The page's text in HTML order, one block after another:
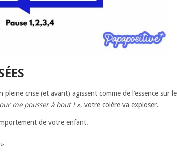
crise (et avant) agissent comme de l’essence sur le
me pousser à bout ! », votre colère va exploser.
de votre enfant.